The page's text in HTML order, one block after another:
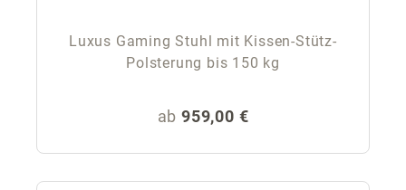
Luxus Gaming Stuhl mit Kissen-Stütz-
Polsterung bis 150 kg
Regulärer Preis:
ab 959,00 €